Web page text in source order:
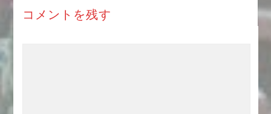
コメントを残す